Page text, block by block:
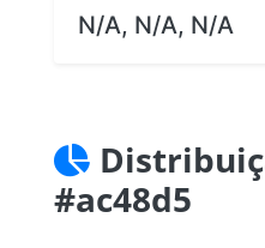
N/A, N/A, N/A
#ac48d5